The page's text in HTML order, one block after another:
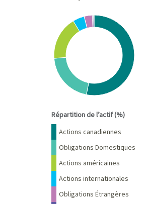
Chart
Pie chart with 7 slices.
View as data table, Chart
Répartition de l’actif (%)
Nom Pourcentage
Actions canadiennes
Obligations Domestiques
Actions américaines
Actions internationales
Obligations Étrangères